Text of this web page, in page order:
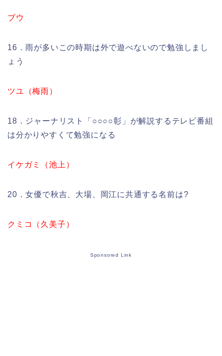
ブウ
16．雨が多いこの時期は外で遊べないので勉強しまし
ょう
ツユ（梅雨）
18．ジャーナリスト「○○○○彰」が解説するテレビ番組
は分かりやすくて勉強になる
イケガミ（池上）
20．女優で秋吉、大場、岡江に共通する名前は?
クミコ（久美子）
Sponsored Link